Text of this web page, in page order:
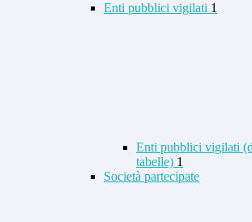
Enti pubblici vigilati 1
Enti pubblici vigilati
tabelle) 1
Società partecipate